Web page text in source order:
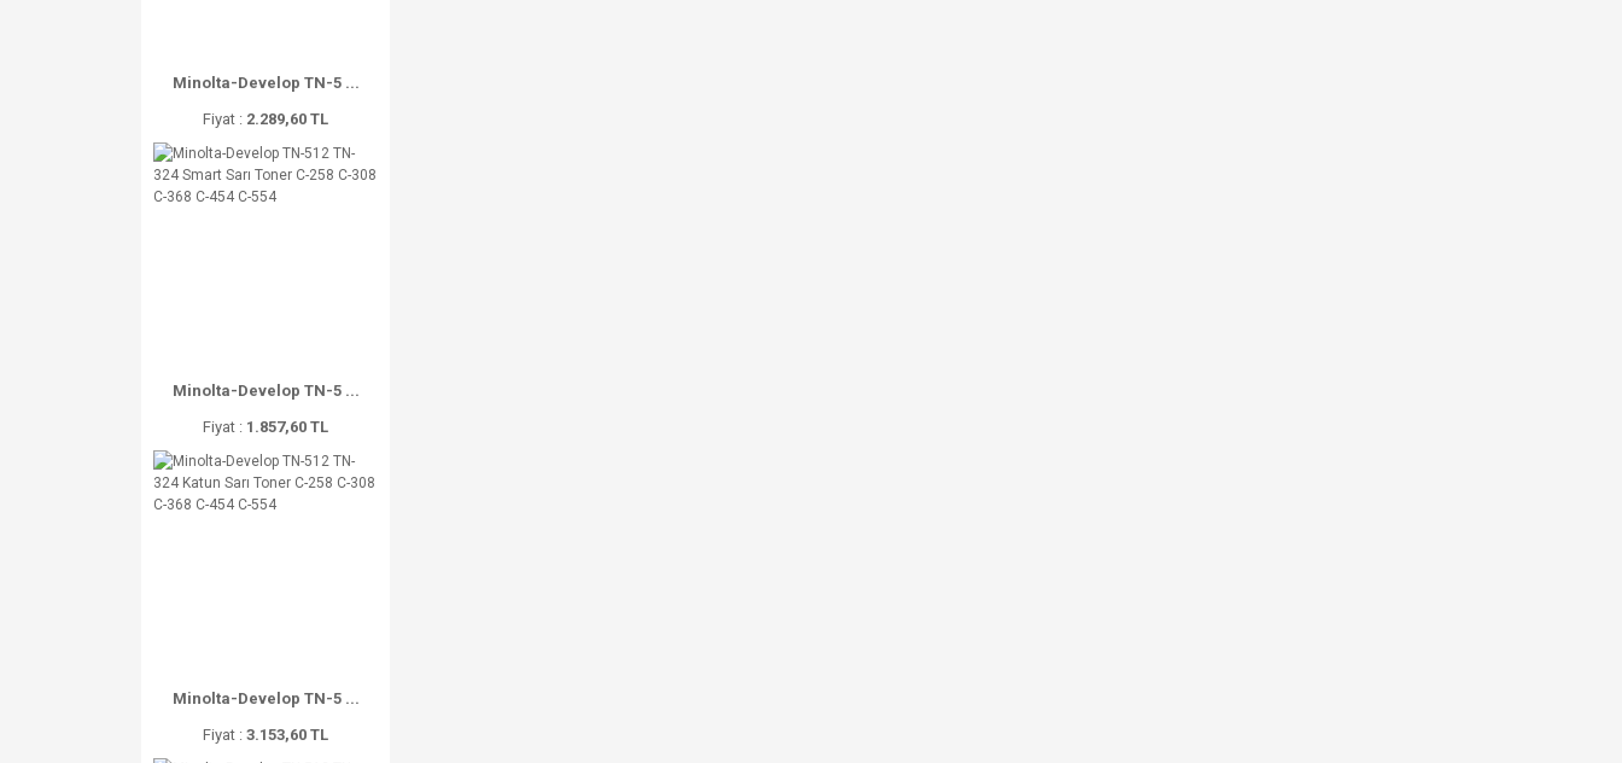
Minolta-Develop TN-5 ...
Fiyat : 2.289,60 TL
Minolta-Develop TN-5 ...
Fiyat : 1.857,60 TL
Minolta-Develop TN-5 ...
Fiyat : 3.153,60 TL